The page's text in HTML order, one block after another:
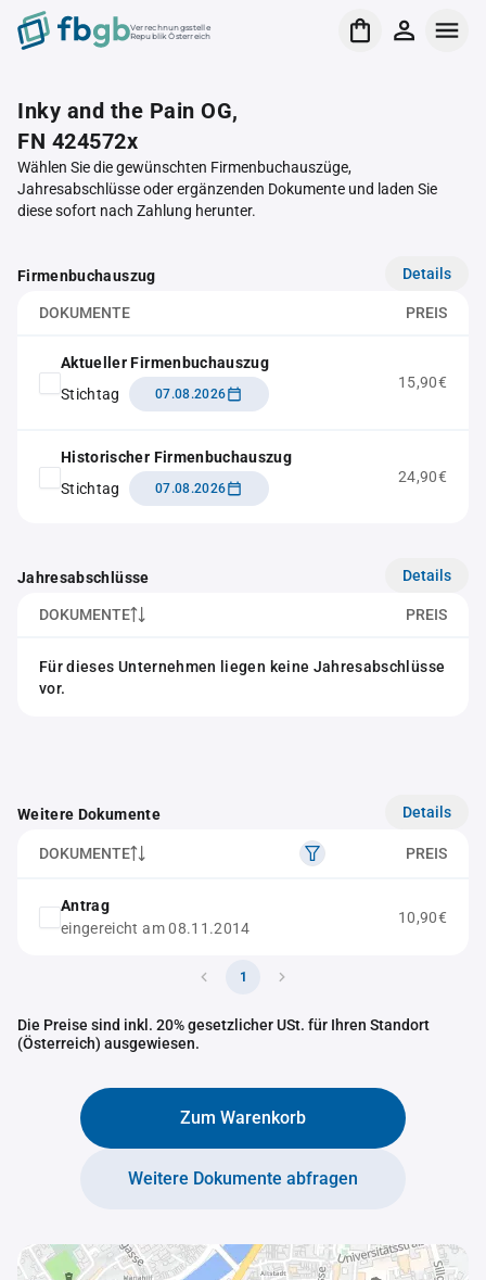
Verrechnungsstelle
Republik Österreich
Inky and the Pain OG,
FN 424572x
Wählen Sie die gewünschten Firmenbuchauszüge,
Jahresabschlüsse oder ergänzenden Dokumente und laden Sie
diese sofort nach Zahlung herunter.
Firmenbuchauszug Details
DOKUMENTE PREIS
Aktueller Firmenbuchauszug
Stichtag
07.08.2026
15,90€
Historischer Firmenbuchauszug
Stichtag
07.08.2026
24,90€
Jahresabschlüsse Details
DOKUMENTE PREIS
Für dieses Unternehmen liegen keine Jahresabschlüsse
vor.
Weitere Dokumente Details
DOKUMENTE PREIS
Antrag
eingereicht am 08.11.2014
10,90€
1
Die Preise sind inkl. 20% gesetzlicher USt. für Ihren Standort
(Österreich) ausgewiesen.
Zum Warenkorb
Weitere Dokumente abfragen